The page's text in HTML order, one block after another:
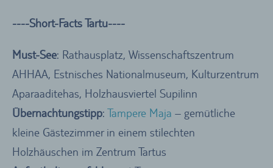
----Short-Facts Tartu----
Must-See: Rathausplatz, Wissenschaftszentrum
AHHAA, Estnisches Nationalmuseum, Kulturzentrum
Aparaaditehas, Holzhausviertel Supilinn
Übernachtungstipp: Tampere Maja – gemütliche
kleine Gästezimmer in einem stilechten
Holzhäuschen im Zentrum Tartus